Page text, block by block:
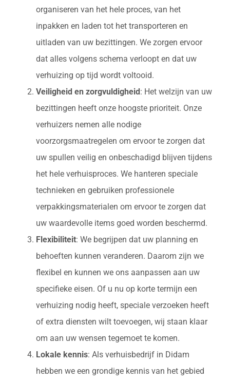
organiseren van het hele proces, van het
inpakken en laden tot het transporteren en
uitladen van uw bezittingen. We zorgen ervoor
dat alles volgens schema verloopt en dat uw
verhuizing op tijd wordt voltooid.
Veiligheid en zorgvuldigheid : Het welzijn van uw
bezittingen heeft onze hoogste prioriteit. Onze
verhuizers nemen alle nodige
voorzorgsmaatregelen om ervoor te zorgen dat
uw spullen veilig en onbeschadigd blijven tijdens
het hele verhuisproces. We hanteren speciale
technieken en gebruiken professionele
verpakkingsmaterialen om ervoor te zorgen dat
uw waardevolle items goed worden beschermd.
Flexibiliteit: We begrijpen dat uw planning en
behoeften kunnen veranderen. Daarom zijn we
flexibel en kunnen we ons aanpassen aan uw
specifieke eisen. Of u nu op korte termijn een
verhuizing nodig heeft, speciale verzoeken heeft
of extra diensten wilt toevoegen, wij staan klaar
om aan uw wensen tegemoet te komen.
Lokale kennis: Als verhuisbedrijf in Didam
hebben we een grondige kennis van het gebied